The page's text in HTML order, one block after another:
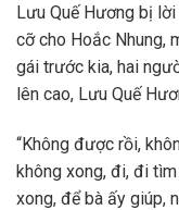
Lưu Quế Hương bị
cỡ cho Hoắc Nhung,
gái trước kia, hai
lên cao, Lưu Quế
“Không được rồi,
không xong, đi, đi
xong, để bà ấy giúp,